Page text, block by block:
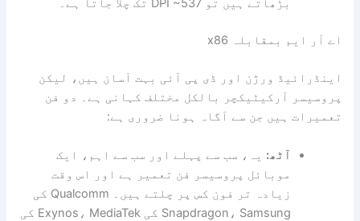
بڑھاتے ہیں تو DPI ~537 تک چلا جاتا ہے۔
اے آر ایم بمقابلہ x86
اینڈرائیڈ ورژن اور ڈی پی آئی بہت آسان ہیں، لیکن
پروسیسر آرکیٹیکچر بالکل مختلف کہانی ہے۔ دو فن
تعمیرات ہیں جن سے آگاہ ہونا ضروری ہے:
آٹھ: یہ، سب سے پہلے اور سب سے اہم، ایک
موبائل پروسیسر فن تعمیر ہے اور اس وقت
زیادہ تر فون کس پر چلتے ہیں۔ Qualcomm کی
Snapdragon، Samsung کی Exynos، MediaTek کی